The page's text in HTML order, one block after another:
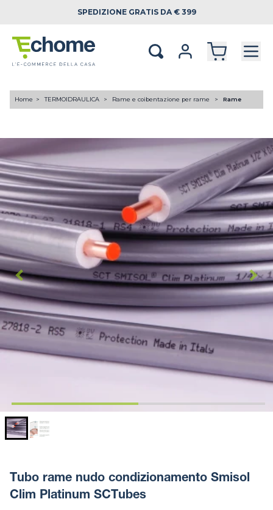
SPEDIZIONE GRATIS DA € 399
Home TERMOIDRAULICA Rame e coibentazione per rame Rame
Tubo rame nudo condizionamento Smisol
Clim Platinum SCTubes